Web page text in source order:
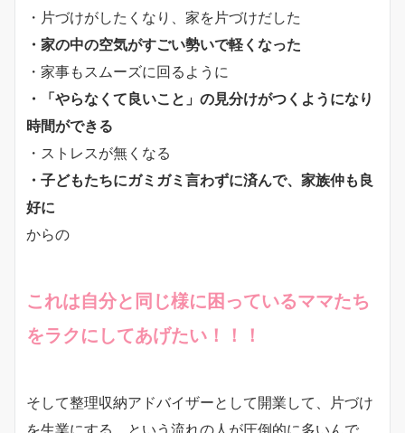
・片づけがしたくなり、家を片づけだした
・家の中の空気がすごい勢いで軽くなった
・家事もスムーズに回るように
・「やらなくて良いこと」の見分けがつくようになり
時間ができる
・ストレスが無くなる
・子どもたちにガミガミ言わずに済んで、家族仲も良
好に
からの
これは自分と同じ様に困っているママたち
をラクにしてあげたい！！！
そして整理収納アドバイザーとして開業して、片づけ
を生業にする。という流れの人が圧倒的に多いんで